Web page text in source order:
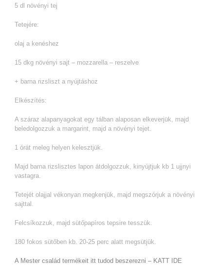
5 dl növényi tej
Tetejére:
olaj a kenéshez
15 dkg növényi sajt – mozzarella – reszelve
+ barna rizsliszt a nyújtáshoz
Elkészítés:
A száraz alapanyagokat egy tálban alaposan elkeverjük, majd
beledolgozzuk a margarint, majd a növényi tejet.
1 órát meleg helyen kelesztjük.
Majd barna rizslisztes lapon átdolgozzuk, kinyújtjuk kb 1 ujjnyi
vastagra.
Tetejét olajjal vékonyan megkenjük, majd megszórjuk a növényi
sajttal.
Felcsíkozzuk, majd sütőpapíros tepsire tesszük.
180 fokos sütőben kb. 20-25 perc alatt megsütjük.
A Mester család termékeit itt tudod beszerezni – KATT IDE